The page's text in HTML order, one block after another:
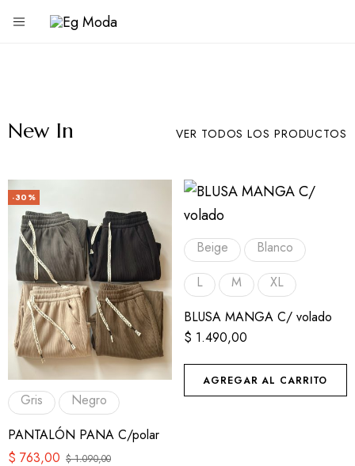
Tienda
New In VER TODOS LOS PRODUCTOS
-30%
Gris
Negro
PANTALÓN PANA C/polar
$1.090,00
$ 763,00
Beige
Blanco
L
M
XL
BLUSA MANGA C/ volado
$ 1.490,00
AGREGAR AL CARRITO